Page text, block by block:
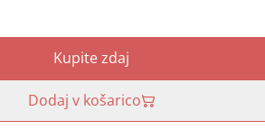
Kupite zdaj
Dodaj v košarico